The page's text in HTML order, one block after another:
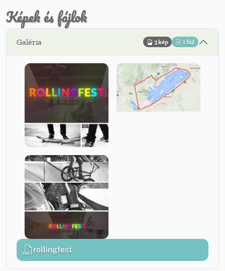
Képek és fájlok
Galéria 3 kép 1 fájl
rollingfest